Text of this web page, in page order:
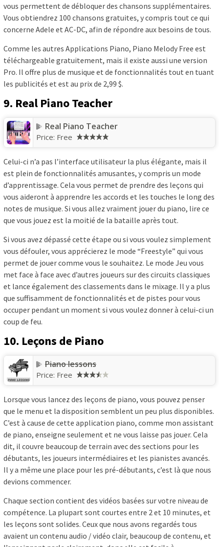
vous permettent de débloquer des chansons supplémentaires.
Vous obtiendrez 100 chansons gratuites, y compris tout ce qui
concerne Adele et AC-DC, afin de répondre aux besoins de tous.
Comme les autres Applications Piano, Piano Melody Free est
téléchargeable gratuitement, mais il existe aussi une version
Pro. Il offre plus de musique et de fonctionnalités tout en tuant
les publicités et est au prix de 2,99 $.
9. Real Piano Teacher
Real Piano Teacher
Price: Free
Celui-ci n’a pas l’interface utilisateur la plus élégante, mais il
est plein de fonctionnalités amusantes, y compris un mode
d’apprentissage. Cela vous permet de prendre des leçons qui
vous aideront à apprendre les accords et les touches le long des
notes de musique. Si vous allez vraiment jouer du piano, lire ce
que vous jouez est la moitié de la bataille après tout.
Si vous avez dépassé cette étape ou si vous voulez simplement
vous défouler, vous apprécierez le mode “Freestyle” qui vous
permet de jouer comme vous le souhaitez. Le mode Jeu vous
met face à face avec d’autres joueurs sur des circuits classiques
et lance également des classements dans le mixage. Il y a plus
que suffisamment de fonctionnalités et de pistes pour vous
occuper pendant un moment si vous voulez donner à celui-ci un
coup de feu.
10. Leçons de Piano
Piano lessons
Price: Free
Lorsque vous lancez des leçons de piano, vous pouvez penser
que le menu et la disposition semblent un peu plus disponibles.
C’est à cause de cette application piano, comme mon assistant
de piano, enseigne seulement et ne vous laisse pas jouer. Cela
dit, il couvre beaucoup de terrain avec des sections pour les
débutants, les joueurs intermédiaires et les pianistes avancés.
Il y a même une place pour les pré-débutants, c’est là que nous
devions commencer.
Chaque section contient des vidéos basées sur votre niveau de
compétence. La plupart sont courtes entre 2 et 10 minutes, et
les leçons sont solides. Ceux que nous avons regardés tous
avaient un contenu audio / vidéo clair, beaucoup de contenu, et